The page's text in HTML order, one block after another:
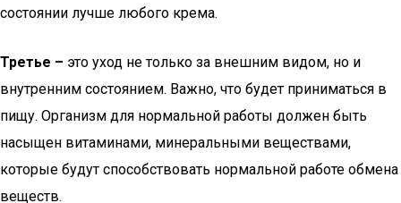
состоянии лучше любого крема.
Третье – это уход не только за внешним видом, но и
внутренним состоянием. Важно, что будет приниматься в
пищу. Организм для нормальной работы должен быть
насыщен витаминами, минеральными веществами,
которые будут способствовать нормальной работе обмена
веществ.